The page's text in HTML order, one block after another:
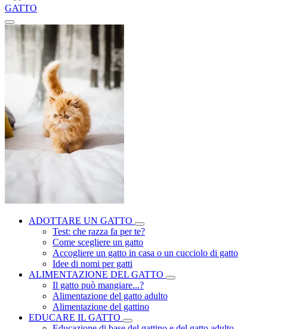
GATTO
ADOTTARE UN GATTO
Test: che razza fa per te?
Come scegliere un gatto
Accogliere un gatto in casa o un cucciolo di gatto
Idee di nomi per gatti
ALIMENTAZIONE DEL GATTO
Il gatto può mangiare...?
Alimentazione del gatto adulto
Alimentazione del gattino
EDUCARE IL GATTO